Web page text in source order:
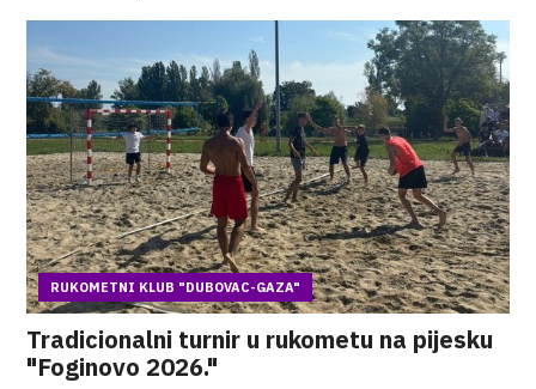
RUKOMETNI KLUB "DUBOVAC-GAZA"
Tradicionalni turnir u rukometu na pijesku
"Foginovo 2026."